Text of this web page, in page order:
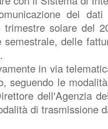
dei
trimestre solare del
semestrale, delle
in via
seguendo le
dell'Agenzia
di trasmissione